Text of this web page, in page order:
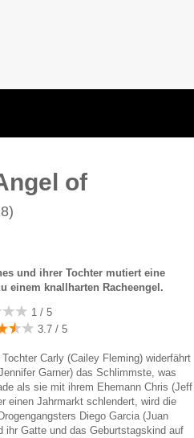
of
und ihrer Tochter mutiert eine
einem knallharten Racheengel.
1 / 5
3.7 / 5
Carly (Cailey Fleming) widerfährt
Garner) das Schlimmste, was
als sie mit ihrem Ehemann Chris (Jeff
einen Jahrmarkt schlendert, wird die
Diego Garcia (Juan
ihr Gatte und das Geburtstagskind auf